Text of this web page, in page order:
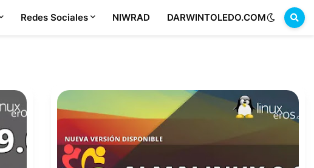
Redes Sociales NIWRAD DARWINTOLEDO.COM